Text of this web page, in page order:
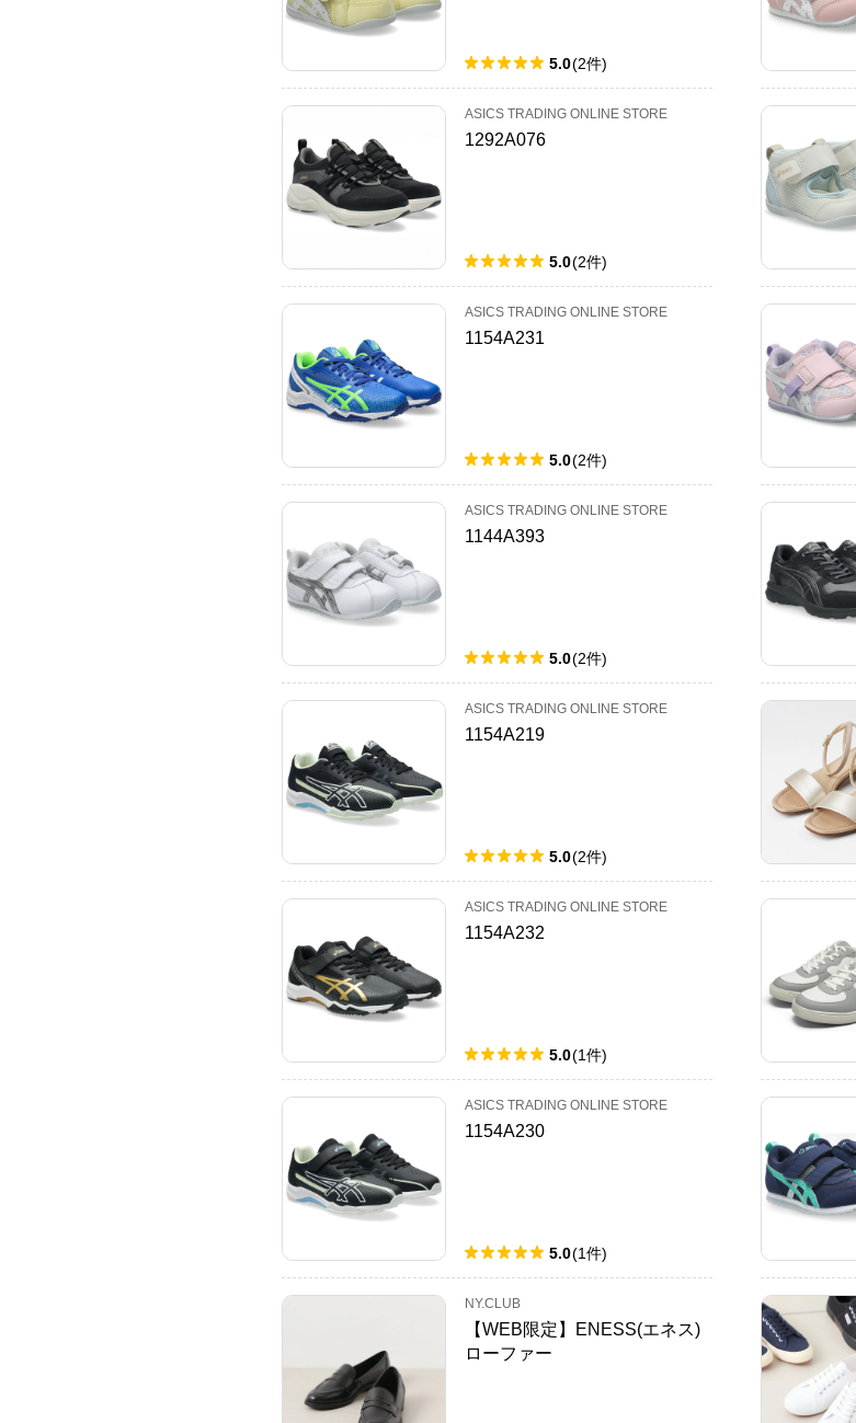
5.0(2件)
ASICS TRADING ONLINE STORE
1292A076
5.0(2件)
ASICS TRADING ONLINE STORE
1154A231
5.0(2件)
ASICS TRADING ONLINE STORE
1144A393
5.0(2件)
ASICS TRADING ONLINE STORE
1154A219
5.0(2件)
ASICS TRADING ONLINE STORE
1154A232
5.0(1件)
ASICS TRADING ONLINE STORE
1154A230
5.0(1件)
NY.CLUB
【WEB限定】ENESS(エネス)
ローファー